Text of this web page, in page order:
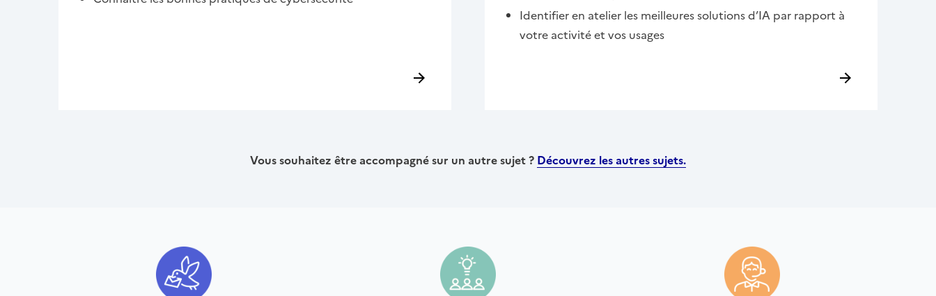
Identifier en atelier les meilleures solutions d’IA par rapport à
votre activité et vos usages
Vous souhaitez être accompagné sur un autre sujet ? Découvrez les autres sujets.